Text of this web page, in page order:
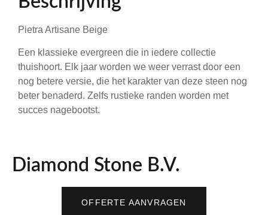
Pietra Artisane Beige
Een klassieke evergreen die in iedere collectie
thuishoort. Elk jaar worden we weer verrast door een
nog betere versie, die het karakter van deze steen nog
beter benaderd. Zelfs rustieke randen worden met
succes nagebootst.
Diamond Stone B.V.
OFFERTE AANVRAGEN